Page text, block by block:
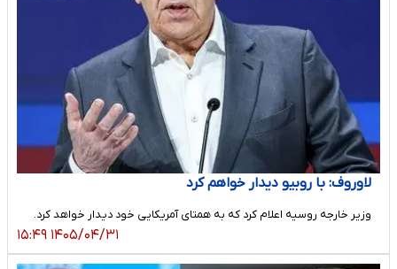
لاوروف: با روبیو دیدار خواهم کرد
وزیر خارجه روسیه اعلام کرد که به همتای آمریکایی خود دیدار خواهد کرد.
۱۴۰۵/۰۴/۳۱ ۱۵:۴۹